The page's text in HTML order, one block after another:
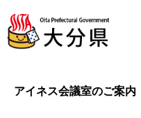
ジ
ュ
アイネス会議室のご案内